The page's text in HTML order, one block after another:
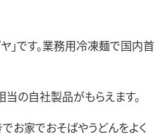
」です。業務用冷凍麺で国内首
の自社製品がもらえます。
家でおそばやうどんをよく